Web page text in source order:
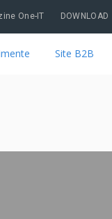
One-IT DOWNLOAD
Site B2B